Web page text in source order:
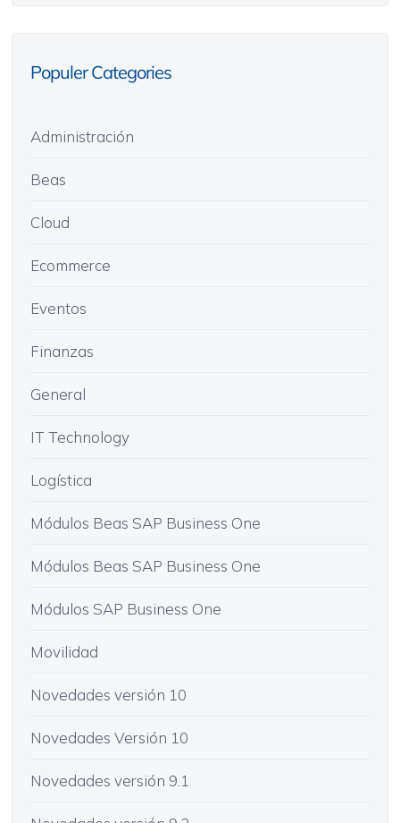
Populer Categories
Administración
Beas
Cloud
Ecommerce
Eventos
Finanzas
General
IT Technology
Logística
Módulos Beas SAP Business One
Módulos Beas SAP Business One
Módulos SAP Business One
Movilidad
Novedades versión 10
Novedades Versión 10
Novedades versión 9.1